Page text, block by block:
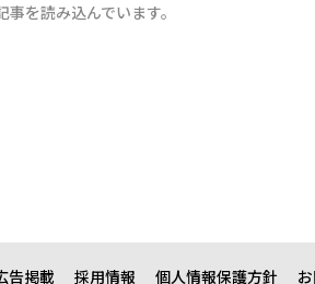
事を読み込んでいます。
告掲載 採用情報 個人情報保護方針